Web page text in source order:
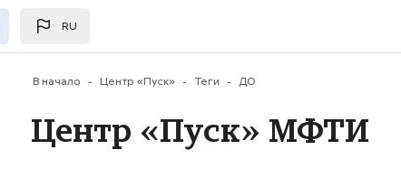
к основному содержанию
RU
В начало Центр «Пуск» Теги ДО
Центр «Пуск» МФТИ